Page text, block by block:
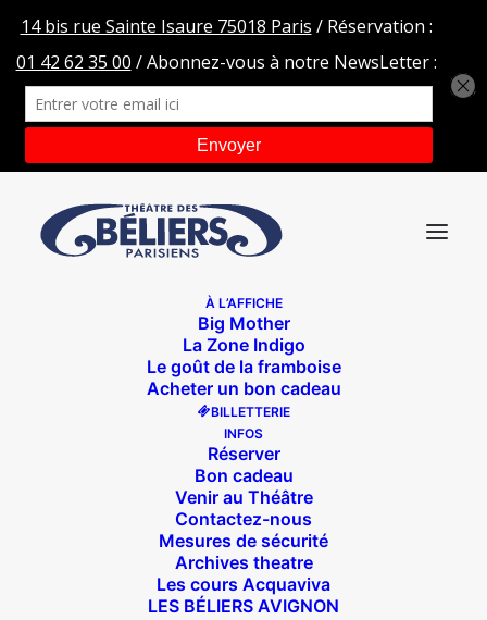
À L’AFFICHE
Big Mother
La Zone Indigo
Le goût de la framboise
Acheter un bon cadeau
BILLETTERIE
INFOS
Réserver
Bon cadeau
Venir au Théâtre
Contactez-nous
Mesures de sécurité
Archives theatre
Les cours Acquaviva
LES BÉLIERS AVIGNON
moton1020-c85ff
Jean-Louis XIV moton1020-c85ff